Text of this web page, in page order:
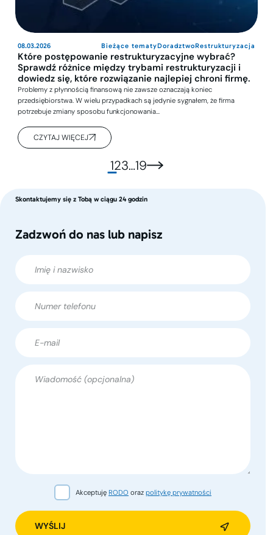
08.03.2026 Bieżące tematyDoradztwoRestrukturyzacja
Które postępowanie restrukturyzacyjne wybrać?
Sprawdź różnice między trybami restrukturyzacji i
dowiedz się, które rozwiązanie najlepiej chroni firmę.
Problemy z płynnością finansową nie zawsze oznaczają koniec
przedsiębiorstwa. W wielu przypadkach są jedynie sygnałem, że firma
potrzebuje zmiany sposobu funkcjonowania…
CZYTAJ WIĘCEJ
Stronicowanie
123…19
Skontaktujemy się z Tobą w ciągu 24 godzin
Zadzwoń do nas lub napisz
Akceptuję RODO oraz politykę prywatności